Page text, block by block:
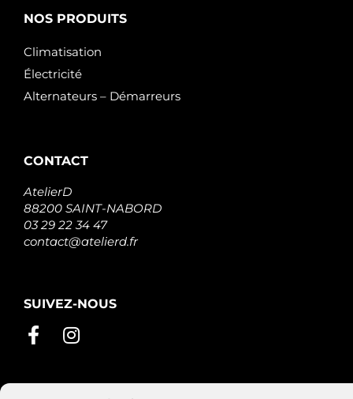
NOS PRODUITS
Climatisation
Électricité
Alternateurs – Démarreurs
CONTACT
AtelierD
88200 SAINT-NABORD
03 29 22 34 47
contact@atelierd.fr
SUIVEZ-NOUS